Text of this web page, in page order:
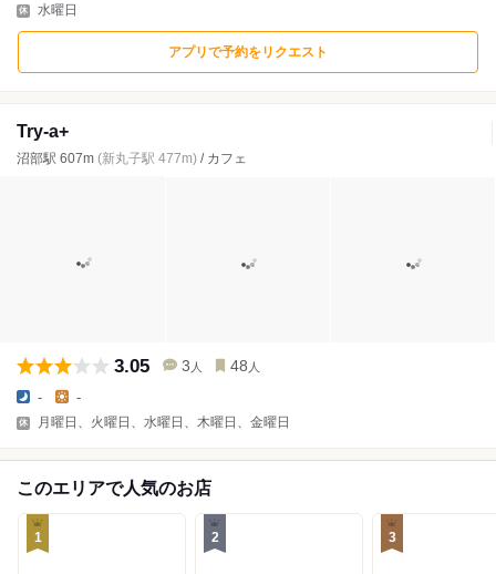
水曜日
アプリで予約をリクエスト
Try-a+
沼部駅 607m (新丸子駅 477m) / カフェ
3.05 3 人 48 人
- -
月曜日、火曜日、水曜日、木曜日、金曜日
このエリアで人気のお店
1 2 3